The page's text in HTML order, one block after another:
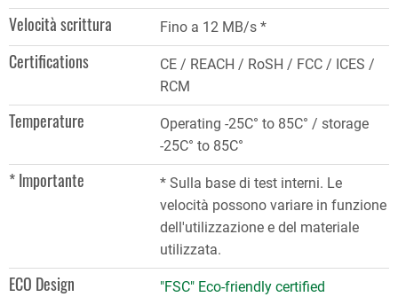
Velocità scrittura Fino a 12 MB/s *
Certifications
CE / REACH / RoSH / FCC / ICES /
RCM
Temperature
Operating -25C° to 85C° / storage
-25C° to 85C°
* Importante
* Sulla base di test interni. Le
velocità possono variare in funzione
dell'utilizzazione e del materiale
utilizzata.
ECO Design
"FSC" Eco-friendly certified